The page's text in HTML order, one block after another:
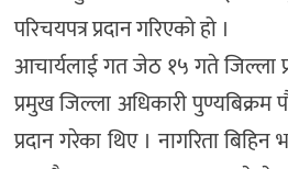
परिचयपत्र प्रदान गरिएको हो ।
आचार्यलाई गत जेठ १५ गते जिल्ला
प्रमुख जिल्ला अधिकारी पुण्यबिक्रम
प्रदान गरेका थिए । नागरिता